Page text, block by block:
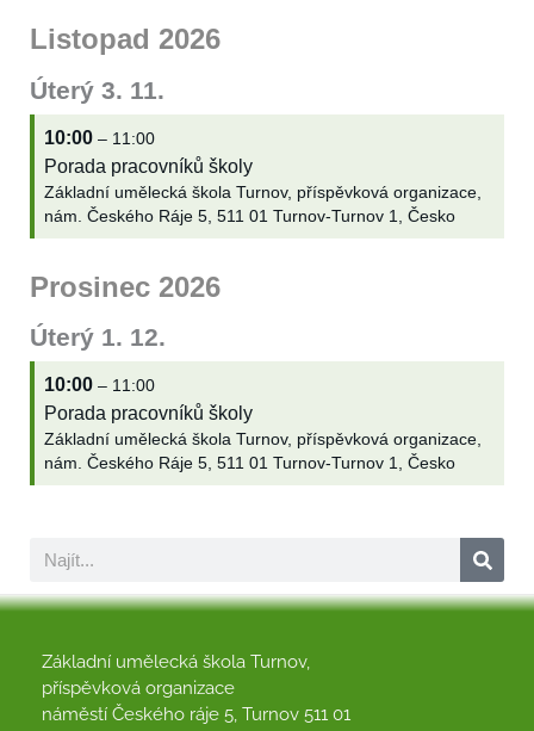
Listopad 2026
Úterý 3. 11.
10:00 – 11:00
Porada pracovníků školy
Základní umělecká škola Turnov, příspěvková organizace,
nám. Českého Ráje 5, 511 01 Turnov-Turnov 1, Česko
Prosinec 2026
Úterý 1. 12.
10:00 – 11:00
Porada pracovníků školy
Základní umělecká škola Turnov, příspěvková organizace,
nám. Českého Ráje 5, 511 01 Turnov-Turnov 1, Česko
Základní umělecká škola Turnov,
příspěvková organizace
náměstí Českého ráje 5, Turnov 511 01